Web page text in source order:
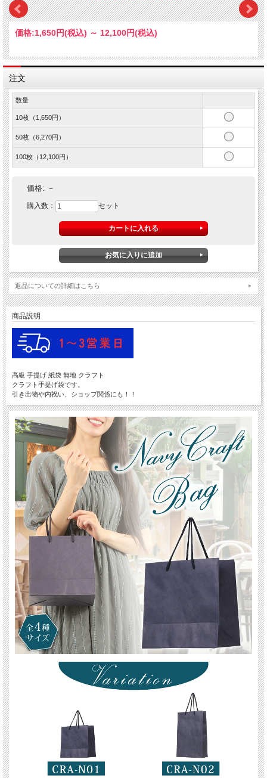
価格:1,650円(税込) ～ 12,100円(税込)
注文
数量
10枚（1,650円）
50枚（6,270円）
100枚（12,100円）
価格: －
購入数： セット
返品についての詳細はこちら
商品説明
高級 手提げ 紙袋 無地 クラフト
クラフト手提げ袋です。
引き出物や内祝い、ショップ関係にも！！